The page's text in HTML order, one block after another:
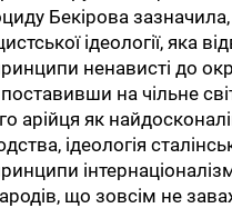
Бекірова
ідеології, яка
ненависті до
поставивши на чільне
арійця як
ідеологія
що зовсім не